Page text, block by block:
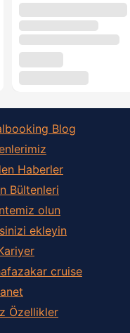
Blog
Haberler
Bültenleri
olun
ekleyin
сruise
Özellikler